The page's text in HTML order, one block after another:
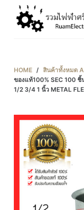
o
c
HOME / สินค้าทั้งหมด
ของแท้100% SEC 100
1/2 3/4 1 นิ้ว METAL